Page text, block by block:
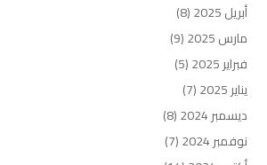
أبريل 2025
(8)
مارس 2025
(9)
فبراير 2025
(5)
يناير 2025
(7)
ديسمبر 2024
(8)
نوفمبر 2024
(7)